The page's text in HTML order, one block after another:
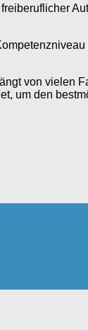
von vielen
um den